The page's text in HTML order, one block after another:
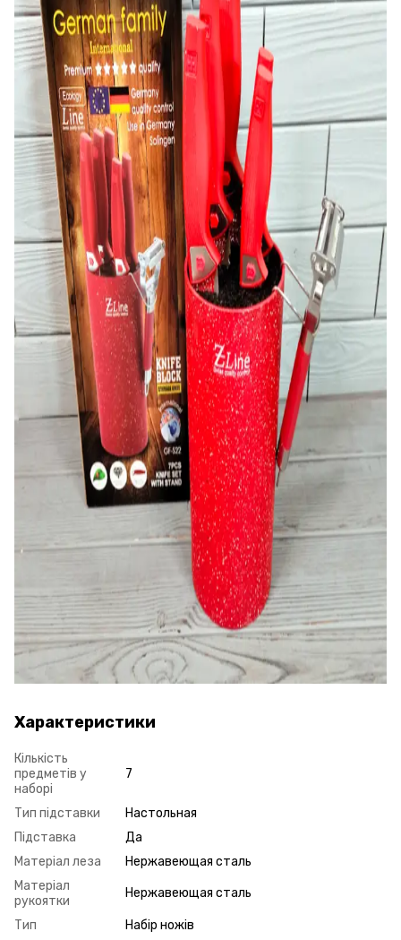
Характеристики
Кількість
предметів у
наборі
7
Тип підставки
Настольная
Підставка
Да
Матеріал леза
Нержавеющая сталь
Матеріал
рукоятки
Нержавеющая сталь
Тип
Набір ножів